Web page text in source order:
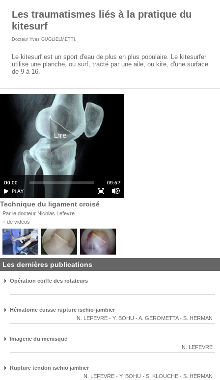
Les traumatismes liés à la pratique du
kitesurf
Docteur Yves GUGLIELMETTI .
Le kitesurf est un sport d'eau de plus en plus populaire. Le kitesurfer
utilise une planche, ou surf, tracté par une aile, ou kite, d'une surface
de 9 à 16.
Technique du ligament croisé
Par le docteur Nicolas Lefevre
+ de videos
Les dernières publications
Opération coiffe des rotateurs
Hématome cuisse rupture ischio-jambier
N. LEFEVRE - Y. BOHU - A. GEROMETTA- S. HERMAN
Imagerie du menisque
N. LEFEVRE
Rupture tendon ischio jambier
N. LEFEVRE - Y. BOHU - S. KLOUCHE - S. HERMAN